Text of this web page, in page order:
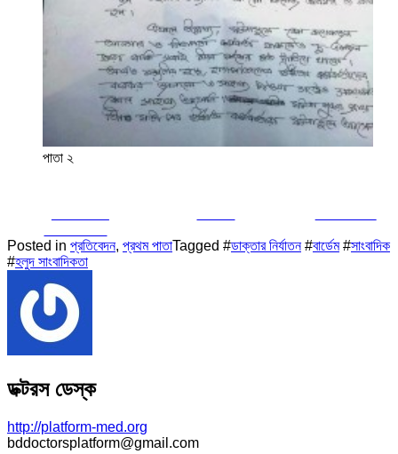
পাতা ২
Posted in প্রতিবেদন, প্রথম পাতাTagged #ডাক্তার নির্যাতন#বার্ডেম#সাংবাদিক
#হলুদ সাংবাদিকতা
ডক্টরস ডেস্ক
http://platform-med.org
bddoctorsplatform@gmail.com